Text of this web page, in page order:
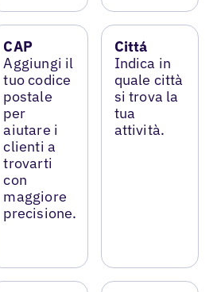
CAP
Aggiungi il
tuo codice
postale
per
aiutare i
clienti a
trovarti
con
maggiore
precisione.
Cittá
Indica in
quale città
si trova la
tua
attività.